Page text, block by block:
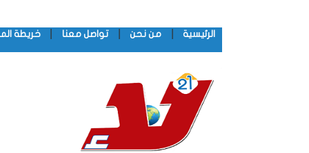
الرئيسية من نحن تواصل معنا خريطة